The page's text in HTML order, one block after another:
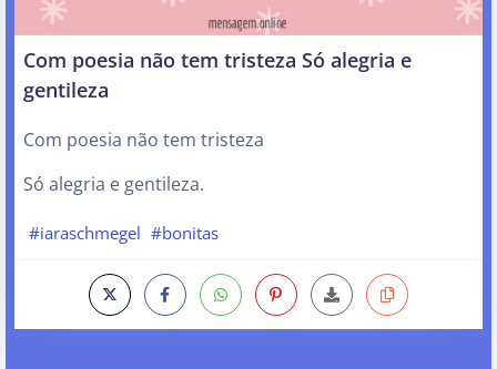
Com poesia não tem tristeza Só alegria e
gentileza
Com poesia não tem tristeza
Só alegria e gentileza.
#iaraschmegel #bonitas